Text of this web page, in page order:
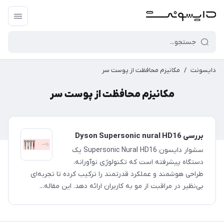
دایسونت / مکانیزم محافظت از پوست سر
مکانیزم محافظت از پوست سر
بررسی Dyson Supersonic nural HD16
سشوار دایسون Supersonic Nural HD16 یک
دستگاه پیشرفته است که تکنولوژی نوآورانه،
طراحی هوشمند و عملکرد قدرتمند را ترکیب کرده تا تجربه‌ای
بی‌نظیر در مراقبت از مو به کاربران ارائه دهد. این مقاله...